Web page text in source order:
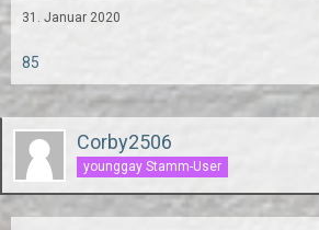
31. Januar 2020
85
Corby2506
younggay Stamm-User